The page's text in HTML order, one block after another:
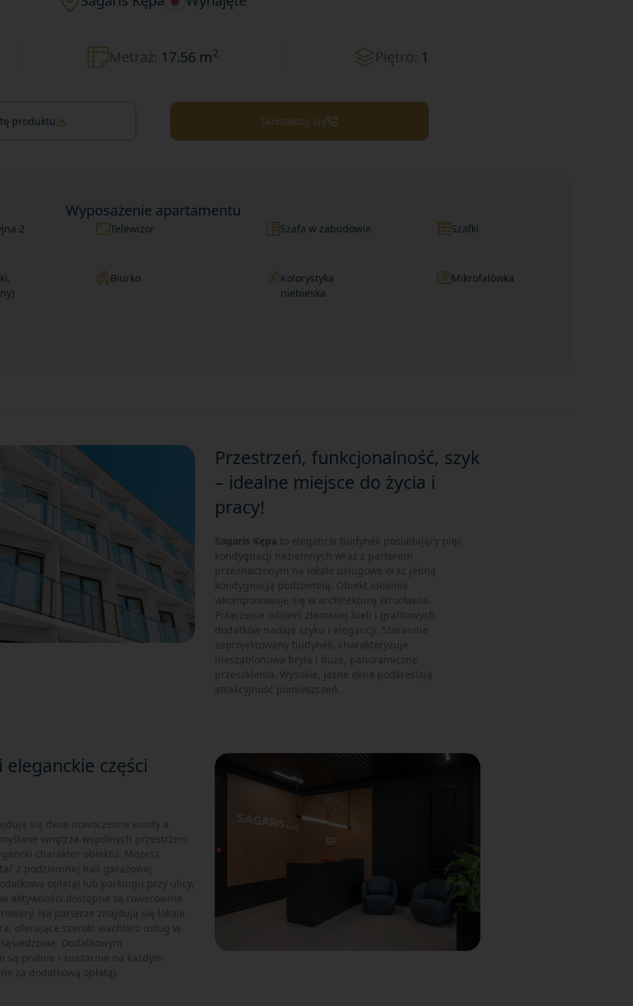
Metraż: 17.56 m2 Piętro: 1
produktu Skontaktuj się
Wyposażenie apartamentu
2
Telewizor Szafa w zabudowie Szafki
Biurko
Kolorystyka
niebieska
Mikrofalówka
Przestrzeń, funkcjonalność, szyk
– idealne miejsce do życia i
pracy!
Sagaris Kępa to elegancki budynek posiadający pięć
kondygnacji naziemnych wraz z parterem
przeznaczonym na lokale usługowe oraz jedną
kondygnacją podziemną. Obiekt idealnie
wkomponowuje się w architekturę Wrocławia.
Połączenie odcieni złamanej bieli i grafitowych
dodatków nadaje szyku i elegancji. Starannie
zaprojektowany budynek, charakteryzuje
nieszablonowa bryła i duże, panoramiczne
przeszklenia. Wysokie, jasne okna podkreślają
atrakcyjność pomieszczeń.
eleganckie części
się dwie nowoczesne windy a
wnętrza wspólnych przestrzeni
charakter obiektu. Możesz
z podziemnej hali garażowej
opłatą) lub parkingu przy ulicy,
aktywności dostępne są rowerownia
Na parterze znajdują się lokale
oferujące szeroki wachlarz usług w
Dodatkowym
są pralnie i suszarnie na każdym
za dodatkową opłatą).